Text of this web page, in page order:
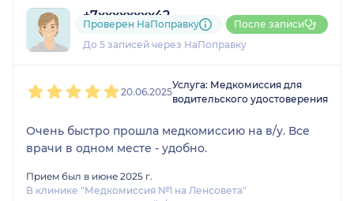
+7xxxxxxxx42
1 отзыв
До 5 записей через НаПоправку
Проверен НаПоправку После записи
20.06.2025
Услуга: Медкомиссия для
водительского удостоверения
Очень быстро прошла медкомиссию на в/у. Все
врачи в одном месте - удобно.
Прием был в июне 2025 г.
В клинике "Медкомиссия №1 на Ленсовета"